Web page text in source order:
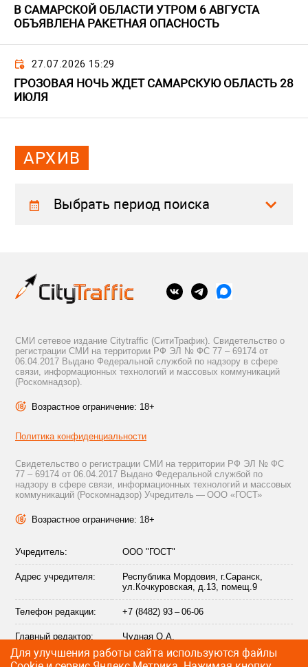
В САМАРСКОЙ ОБЛАСТИ УТРОМ 6 АВГУСТА
ОБЪЯВЛЕНА РАКЕТНАЯ ОПАСНОСТЬ
27.07.2026 15:29
ГРОЗОВАЯ НОЧЬ ЖДЕТ САМАРСКУЮ ОБЛАСТЬ 28
ИЮЛЯ
АРХИВ
Выбрать период поиска
СМИ сетевое издание Citytraffic (СитиТрафик). Свидетельство о
регистрации СМИ на территории РФ ЭЛ № ФС 77 – 69174 от
06.04.2017 Выдано Федеральной службой по надзору в сфере
связи, информационных технологий и массовых коммуникаций
(Роскомнадзор).
Возрастное ограничение: 18+
Политика конфиденциальности
Свидетельство о регистрации СМИ на территории РФ ЭЛ № ФС
77 – 69174 от 06.04.2017 Выдано Федеральной службой по
надзору в сфере связи, информационных технологий и массовых
коммуникаций (Роскомнадзор) Учредитель — ООО «ГОСТ»
Возрастное ограничение: 18+
Учредитель: ООО "ГОСТ"
Адрес учредителя:
Республика Мордовия, г.Саранск,
ул.Кочкуровская, д.13, помещ.9
Телефон редакции: +7 (8482) 93 – 06-06
Главный редактор: Чудная О.А.
Адрес электронной
info@citytraffic.ru
Для улучшения работы сайта используются файлы